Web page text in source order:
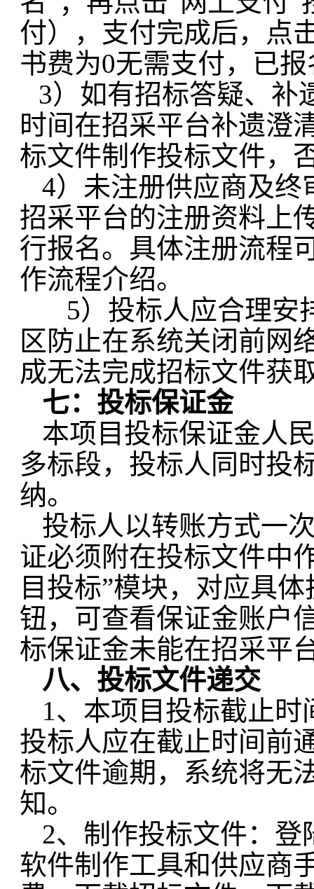
付），支付完成后，点
书费为0无需支付，已
3）如有招标答疑、补
时间在招采平台补遗澄
标文件制作投标文件，
4）未注册供应商及
招采平台的注册资料上
行报名。具体注册流程
作流程介绍。
5）投标人应合理安
区防止在系统关闭前网
成无法完成招标文件获
七：投标保证金
本项目投标保证金人
多标段，投标人同时投
纳。
投标人以转账方式一
证必须附在投标文件中
目投标”模块，对应具
钮，可查看保证金账户
标保证金未能在招采平
八、 投标文件递交
1 、本项目投标截止时
投标人应在截止时间前
标文件逾期，系统将无
知。
2、制作投标文件：
软件制作工具和供应商